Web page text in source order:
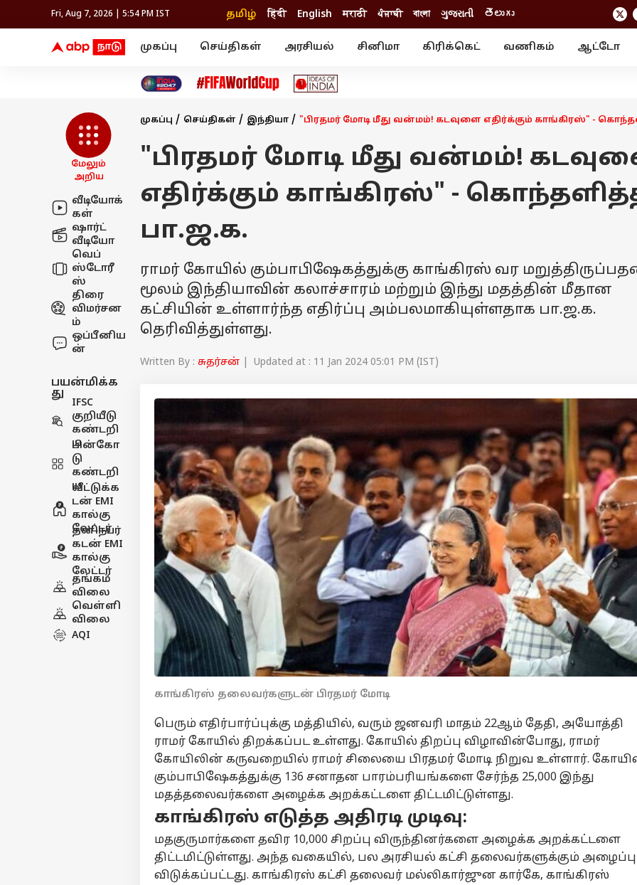
Fri, Aug 7, 2026 | 5:54 PM IST தமிழ் हिंदी English मराठी ਪੰਜਾਬੀ বাংলা ગુજરાતી తెలుగు
முகப்பு செய்திகள்
கோவை
மதுரை
சேலம்
திருச்சி
இந்தியா
உலகம்
அரசியல் சினிமா கிரிக்கெட் வணிகம் ஆட்டோ
வேலூர்
காஞ்சிபுரம்
செங்கல்பட்டு
திருவண்ணாமலை
மயிலாடுதுறை
உணவு
மேலும்
அறிய
வீடியோக்
கள்
ஷார்ட்
வீடியோ
வெப்
ஸ்டோரீ
ஸ்
திரை
விமர்சன
ம்
ஒப்பீனிய
ன்
பயன்மிக்க
து
IFSC
குறியீடு
கண்டறி
ய
பின்கோ
டு
கண்டறி
ய
வீட்டுக்க
டன் EMI
கால்கு
லேட்டர்
தனிநபர்
கடன் EMI
கால்கு
லேட்டர்
தங்கம்
விலை
வெள்ளி
விலை
AQI
முகப்பு செய்திகள் இந்தியா "பிரதமர் மோடி மீது வன்மம்! கடவுளை எதிர்க்கும் காங்கிரஸ்" -
"பிரதமர் மோடி மீது வன்மம்!
எதிர்க்கும் காங்கிரஸ்" -
பா.ஜ.க.
ராமர் கோயில் கும்பாபிஷேகத்துக்கு காங்கிரஸ் வர
மூலம் இந்தியாவின் கலாச்சாரம் மற்றும் இந்து மதத்தின் மீதான
கட்சியின் உள்ளார்ந்த எதிர்ப்பு அம்பலமாகியுள்ளதாக பா.ஜ.க.
தெரிவித்துள்ளது.
Written By : சுதர்சன் | Updated at : 11 Jan 2024 05:01 PM (IST)
காங்கிரஸ் தலைவர்களுடன் பிரதமர் மோடி
பெரும் எதிர்பார்ப்புக்கு மத்தியில், வரும் ஜனவரி மாதம் 22ஆம் தேதி, அயோத்தி
ராமர் கோயில் திறக்கப்பட உள்ளது. கோயில் திறப்பு விழாவின்போது, ராமர்
கோயிலின் கருவறையில் ராமர் சிலையை பிரதமர் மோடி நிறுவ உள்ளார்.
கும்பாபிஷேகத்துக்கு 136 சனாதன பாரம்பரியங்களை சேர்ந்த 25,000 இந்து
மதத்தலைவர்களை அழைக்க அறக்கட்டளை திட்டமிட்டுள்ளது.
காங்கிரஸ் எடுத்த அதிரடி முடிவு:
மதகுருமார்களை தவிர 10,000 சிறப்பு விருந்தினர்களை அழைக்க அறக்கட்டளை
திட்டமிட்டுள்ளது. அந்த வகையில், பல அரசியல் கட்சி தலைவர்களுக்கும் அழைப்பு
விடுக்கப்பட்டது. காங்கிரஸ் கட்சி தலைவர் மல்லிகார்ஜுன கார்கே, காங்கிரஸ்